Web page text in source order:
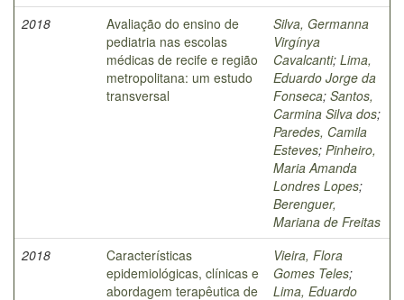
2018
Avaliação do ensino de
pediatria nas escolas
médicas de recife e região
metropolitana: um estudo
transversal
Silva, Germanna
Virgínya
Cavalcanti; Lima,
Eduardo Jorge da
Fonseca; Santos,
Carmina Silva dos;
Paredes, Camila
Esteves; Pinheiro,
Maria Amanda
Londres Lopes;
Berenguer,
Mariana de Freitas
2018
Características
epidemiológicas, clínicas e
abordagem terapêutica de
Vieira, Flora
Gomes Teles;
Lima, Eduardo